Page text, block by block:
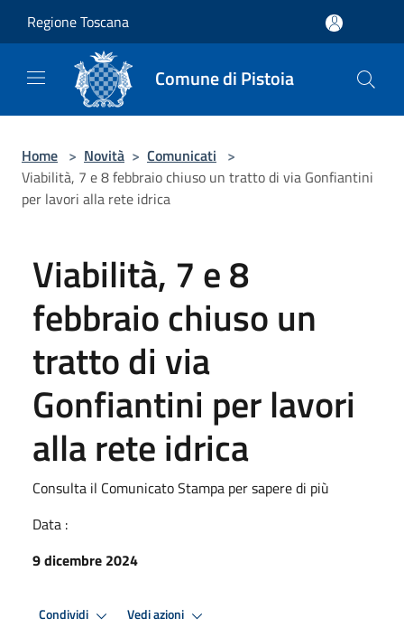
Regione Toscana
Comune di Pistoia
Home > Novità > Comunicati >
Viabilità, 7 e 8 febbraio chiuso un tratto di via Gonfiantini
per lavori alla rete idrica
Viabilità, 7 e 8
febbraio chiuso un
tratto di via
Gonfiantini per lavori
alla rete idrica
Consulta il Comunicato Stampa per sapere di più
Data :
9 dicembre 2024
Condividi Vedi azioni